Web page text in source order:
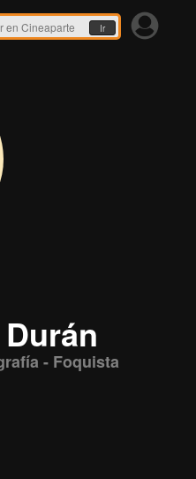
Ir
- Foquista